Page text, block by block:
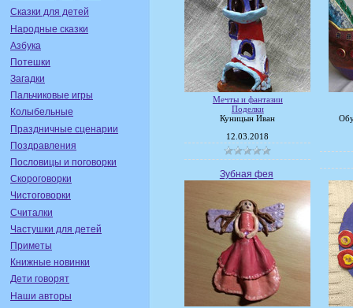
Сказки для детей
Народные сказки
Азбука
Потешки
Загадки
Пальчиковые игры
Колыбельные
Праздничные сценарии
Поздравления
Пословицы и поговорки
Скороговорки
Чистоговорки
Считалки
Частушки для детей
Приметы
Книжные новинки
Дети говорят
Наши авторы
Мечты и фантазии
Поделки
Куницын Иван
12.03.2018
Зубная фея